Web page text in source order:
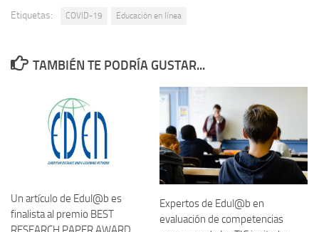
Etiquetas: COVID-19 Educación en línea
TAMBIÉN TE PODRÍA GUSTAR...
Un artículo de Edul@b es
finalista al premio BEST
Expertos de Edul@b en
evaluación de competencias